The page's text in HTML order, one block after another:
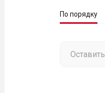
По порядку